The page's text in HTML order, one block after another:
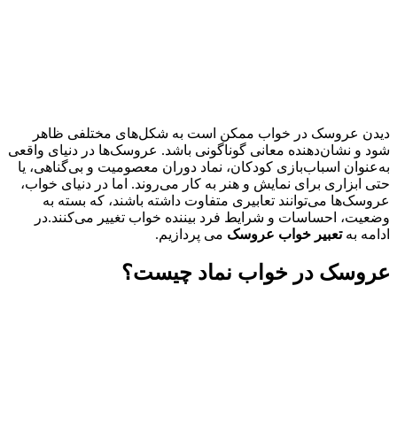
دیدن عروسک در خواب ممکن است به شکل‌های مختلفی ظاهر
شود و نشان‌دهنده معانی گوناگونی باشد. عروسک‌ها در دنیای واقعی
به‌عنوان اسباب‌بازی کودکان، نماد دوران معصومیت و بی‌گناهی، یا
حتی ابزاری برای نمایش و هنر به کار می‌روند. اما در دنیای خواب،
عروسک‌ها می‌توانند تعابیری متفاوت داشته باشند، که بسته به
وضعیت، احساسات و شرایط فرد بیننده خواب تغییر می‌کنند.در
ادامه بهتعبیر خواب عروسک می پردازیم.
عروسک در خواب نماد چیست؟